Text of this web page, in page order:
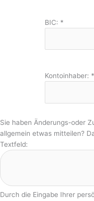
BIC: *
Kontoinhaber: *
Sie haben Änderungs-oder
allgemein etwas mitteilen?
Textfeld:
Durch die Eingabe Ihrer